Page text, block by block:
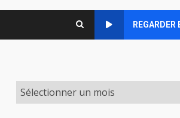
REGARDER